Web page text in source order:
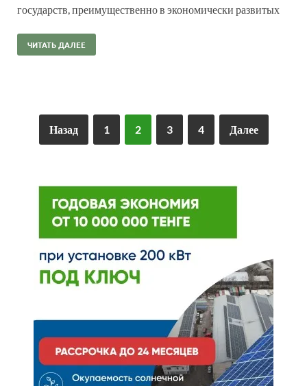
государств, преимущественно в экономически развитых
ЧИТАТЬ ДАЛЕЕ
Назад 1 2 3 4 Далее